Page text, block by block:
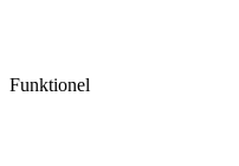
Funktionel